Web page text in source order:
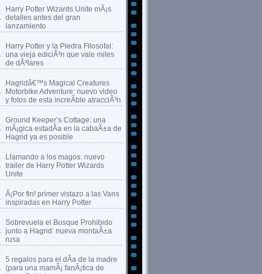
Harry Potter Wizards Unite mÃ¡s
detalles antes del gran
lanzamiento
Harry Potter y la Piedra Filosofal:
una vieja ediciÃ³n que vale miles
de dÃ³lares
Hagridâ€™s Magical Creatures
Motorbike Adventure: nuevo video
y fotos de esta increÃ­ble atracciÃ³n
Ground Keeper’s Cottage: una
mÃ¡gica estadÃ­a en la cabaÃ±a de
Hagrid ya es posible
Llamando a los magos: nuevo
trailer de Harry Potter Wizards
Unite
Â¡Por fin! primer vistazo a las Vans
inspiradas en Harry Potter
Sobrevuela el Bosque Prohibido
junto a Hagrid: nueva montaÃ±a
rusa
5 regalos para el dÃ­a de la madre
(para una mamÃ¡ fanÃ¡tica de